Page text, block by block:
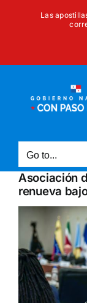
Las
Go to...
Asociación
renueva
View
Larger
Image